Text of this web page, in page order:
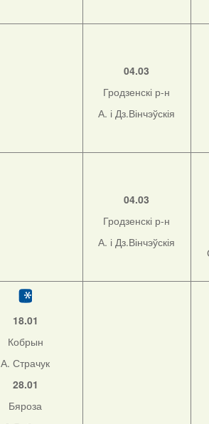
04.03
Гродзенскі р-н
А. і Дз.Вінчэўскія
04.03
Гродзенскі р-н
А. і Дз.Вінчэўскія
18.01
Кобрын
А. Страчук
28.01
Бяроза